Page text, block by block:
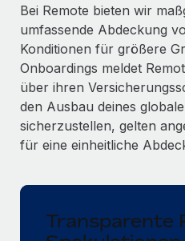
Bei Remote bieten wir
umfassende Abdeckung
Konditionen für größere
Onboardings meldet
über ihren
den Ausbau deines
sicherzustellen, gelten
für eine einheitliche
Transparente